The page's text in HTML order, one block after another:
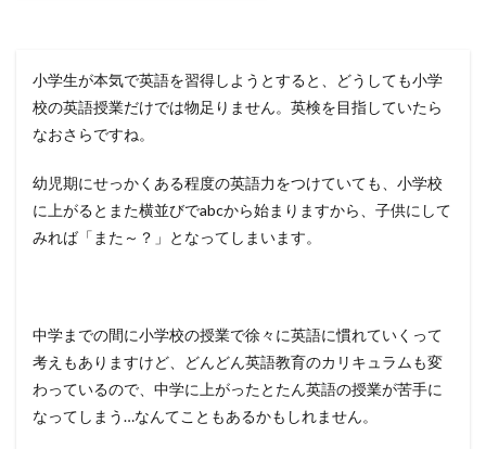
小学生が本気で英語を習得しようとすると、どうしても小学
校の英語授業だけでは物足りません。英検を目指していたら
なおさらですね。
幼児期にせっかくある程度の英語力をつけていても、小学校
に上がるとまた横並びでabcから始まりますから、子供にして
みれば「また～？」となってしまいます。
中学までの間に小学校の授業で徐々に英語に慣れていくって
考えもありますけど、どんどん英語教育のカリキュラムも変
わっているので、中学に上がったとたん英語の授業が苦手に
なってしまう…なんてこともあるかもしれません。